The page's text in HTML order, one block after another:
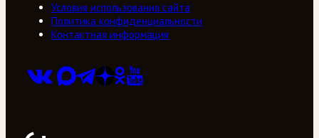
Условия использования сайта
Политика конфиденциальности
Контактная информация